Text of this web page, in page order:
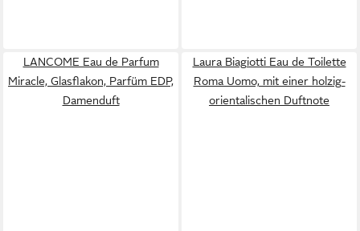
LANCOME Eau de Parfum
Miracle, Glasflakon, Parfüm EDP,
Damenduft
Laura Biagiotti Eau de Toilette
Roma Uomo, mit einer holzig-
orientalischen Duftnote